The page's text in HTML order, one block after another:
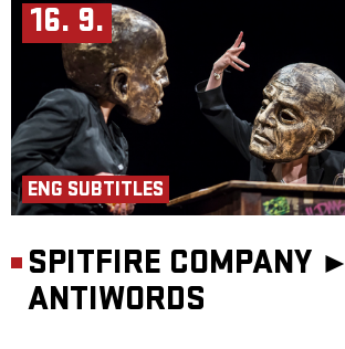
16. 9.
ENG SUBTITLES
SPITFIRE COMPANY ►
ANTIWORDS